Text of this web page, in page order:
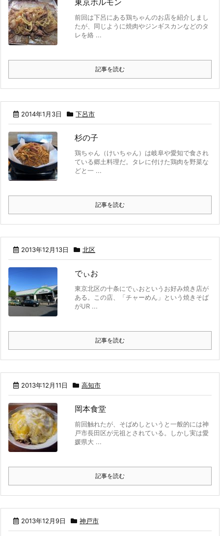
前回は下呂にある鶏ちゃんのお店を紹介しまし
たが、同じように焼肉やジンギスカンなどのタ
レを絡 ...
記事を読む
2014年1月3日 下呂市
杉の子
鶏ちゃん（けいちゃん）は岐阜や愛知で食され
ている郷土料理だ。タレに付けた鶏肉を野菜な
どと一 ...
記事を読む
2013年12月13日 北区
でぃお
東京北区の十条にでぃおというお好み焼き店が
ある。この店、「チャーめん」という焼きそば
がUR ...
記事を読む
2013年12月11日 高知市
岡本食堂
前回触れたが、そばめしというと一般的には神
戸市長田区が元祖とされている。しかし実は愛
媛県大 ...
記事を読む
2013年12月9日 神戸市